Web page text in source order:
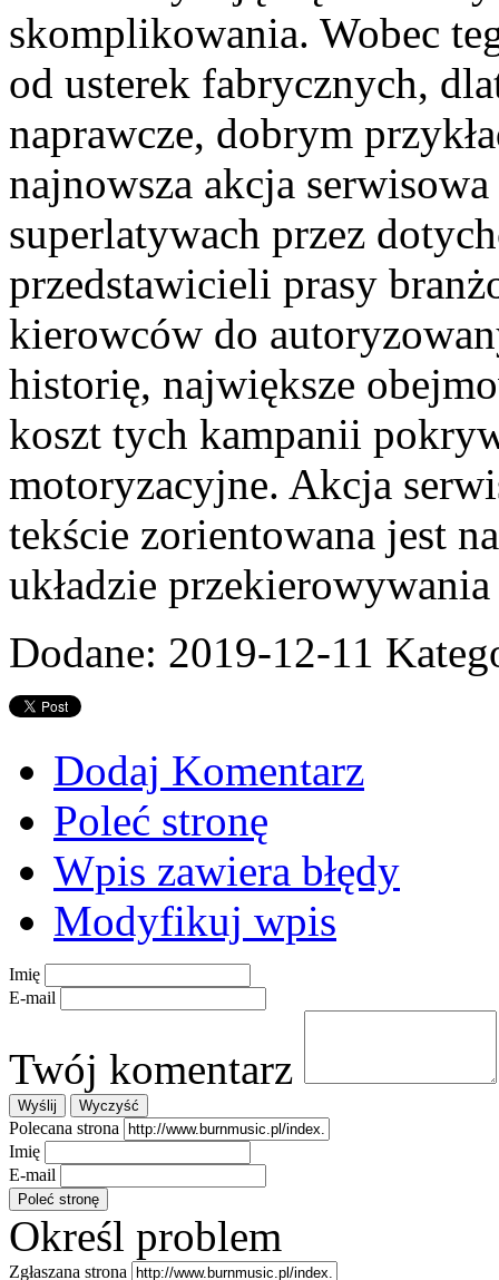
skomplikowania. Wobec
od usterek fabrycznych,
naprawcze, dobrym
najnowsza akcja
superlatywach przez
przedstawicieli prasy
kierowców do
historię, największe
koszt tych kampanii
motoryzacyjne. Akcja
tekście zorientowana jest
układzie
Dodane: 2019-12-11
Dodaj Komentarz
Poleć stronę
Wpis zawiera błędy
Modyfikuj wpis
Imię
E-mail
Twój komentarz
Polecana strona
Imię
E-mail
Określ problem
Zgłaszana strona